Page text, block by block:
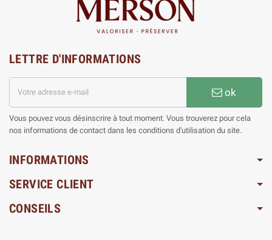
LETTRE D'INFORMATIONS
ok
Vous pouvez vous désinscrire à tout moment. Vous trouverez pour cela
nos informations de contact dans les conditions d'utilisation du site.
INFORMATIONS
SERVICE CLIENT
CONSEILS